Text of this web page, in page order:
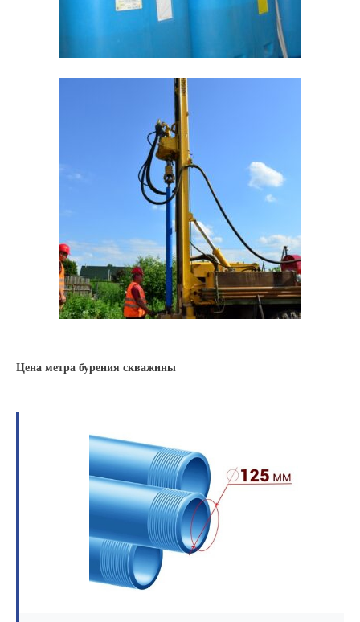
Цена метра бурения скважины